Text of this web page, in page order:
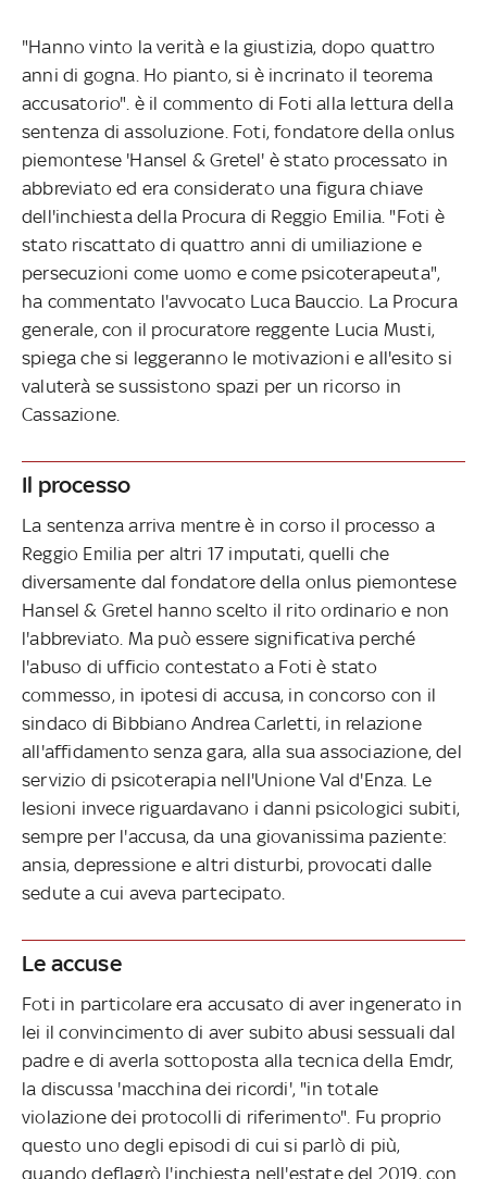
"Hanno vinto la verità e la giustizia, dopo quattro
anni di gogna. Ho pianto, si è incrinato il teorema
accusatorio". è il commento di Foti alla lettura della
sentenza di assoluzione. Foti, fondatore della onlus
piemontese 'Hansel & Gretel' è stato processato in
abbreviato ed era considerato una figura chiave
dell'inchiesta della Procura di Reggio Emilia. "Foti è
stato riscattato di quattro anni di umiliazione e
persecuzioni come uomo e come psicoterapeuta",
ha commentato l'avvocato Luca Bauccio. La Procura
generale, con il procuratore reggente Lucia Musti,
spiega che si leggeranno le motivazioni e all'esito si
valuterà se sussistono spazi per un ricorso in
Cassazione.
Il processo
La sentenza arriva mentre è in corso il processo a
Reggio Emilia per altri 17 imputati, quelli che
diversamente dal fondatore della onlus piemontese
Hansel & Gretel hanno scelto il rito ordinario e non
l'abbreviato. Ma può essere significativa perché
l'abuso di ufficio contestato a Foti è stato
commesso, in ipotesi di accusa, in concorso con il
sindaco di Bibbiano Andrea Carletti, in relazione
all'affidamento senza gara, alla sua associazione, del
servizio di psicoterapia nell'Unione Val d'Enza. Le
lesioni invece riguardavano i danni psicologici subiti,
sempre per l'accusa, da una giovanissima paziente:
ansia, depressione e altri disturbi, provocati dalle
sedute a cui aveva partecipato.
Le accuse
Foti in particolare era accusato di aver ingenerato in
lei il convincimento di aver subito abusi sessuali dal
padre e di averla sottoposta alla tecnica della Emdr,
la discussa 'macchina dei ricordi', "in totale
violazione dei protocolli di riferimento". Fu proprio
questo uno degli episodi di cui si parlò di più,
quando deflagrò l'inchiesta nell'estate del 2019, con